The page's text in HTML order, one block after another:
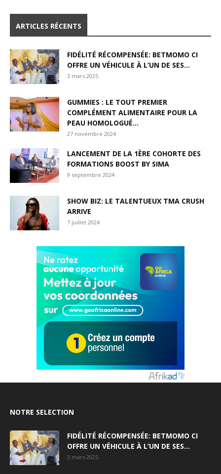
ARTICLES RÉCENTS
FIDÉLITÉ RÉCOMPENSÉE: BETMOMO CI
OFFRE UN VÉHICULE À L’UN DE SES...
3 mars 2025
GUMMIES : LE TOUT PREMIER
COMPLÉMENT ALIMENTAIRE POUR LA
PEAU HOMOLOGUÉ...
27 novembre 2024
LANCEMENT DE LA 1ÈRE COHORTE DES
FORMATIONS BOOST BY SIMA
9 septembre 2024
SHOW BIZ: LE TALENTUEUX TMA CRUSH
ARRIVE
7 juillet 2024
NOTRE SELECTION
FIDÉLITÉ RÉCOMPENSÉE: BETMOMO CI
OFFRE UN VÉHICULE À L’UN DE SES...
3 mars 2025